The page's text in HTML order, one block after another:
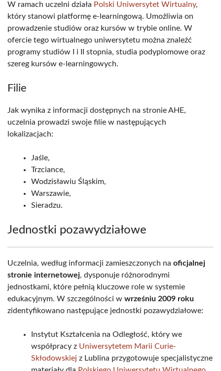
W ramach uczelni działa Polski Uniwersytet Wirtualny,
który stanowi platformę e-learningową. Umożliwia on
prowadzenie studiów oraz kursów w trybie online. W
ofercie tego wirtualnego uniwersytetu można znaleźć
programy studiów I i II stopnia, studia podyplomowe oraz
szereg kursów e-learningowych.
Filie
Jak wynika z informacji dostępnych na stronie AHE,
uczelnia prowadzi swoje filie w następujących
lokalizacjach:
Jaśle,
Trzciance,
Wodzisławiu Śląskim,
Warszawie,
Sieradzu.
Jednostki pozawydziałowe
Uczelnia, według informacji zamieszczonych na oficjalnej
stronie internetowej, dysponuje różnorodnymi
jednostkami, które pełnią kluczowe role w systemie
edukacyjnym. W szczególności w wrześniu 2009 roku
zidentyfikowano następujące jednostki pozawydziałowe:
Instytut Kształcenia na Odległość, który we
współpracy z Uniwersytetem Marii Curie-
Skłodowskiej z Lublina przygotowuje specjalistyczne